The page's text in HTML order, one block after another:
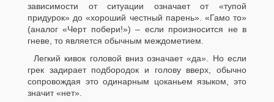
зависимости от ситуации означает от «тупой
придурок» до «хороший честный парень». «Гамо то»
(аналог «Черт побери!») – если произносится не в
гневе, то является обычным междометием.
Легкий кивок головой вниз означает «да». Но если
грек задирает подбородок и голову вверх, обычно
сопровождая это одинарным цоканьем языком, это
значит «нет».